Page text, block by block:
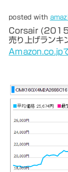
posted with
Corsair
売り上げラン
Amazon.co.jp